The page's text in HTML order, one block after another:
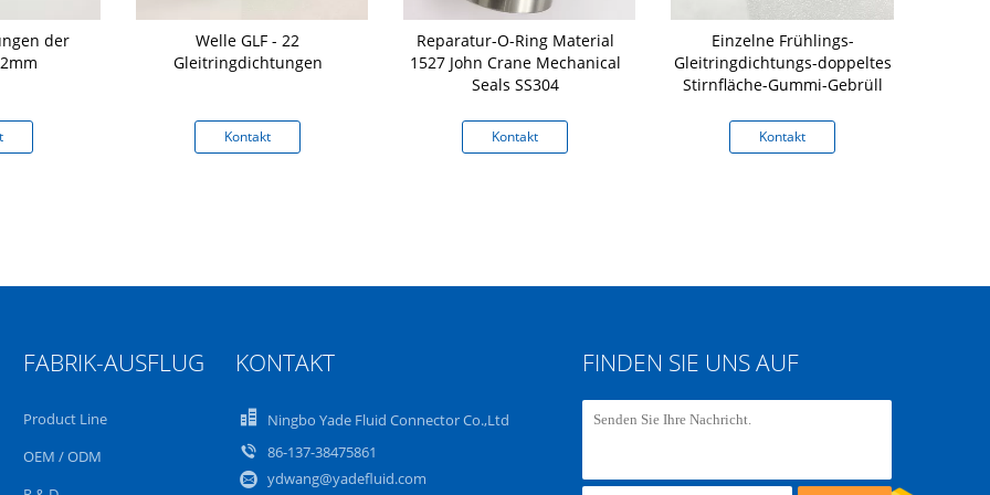
der
Welle GLF - 22
Gleitringdichtungen
Kontakt
Reparatur-O-Ring Material
1527 John Crane Mechanical
Seals SS304
Kontakt
Einzelne Frühlings-
Gleitringdichtungs-doppeltes
Stirnfläche-Gummi-Gebrüll
Kontakt
FABRIK-AUSFLUG
Product Line
OEM / ODM
KONTAKT
Ningbo Yade Fluid Connector Co.,Ltd
86-137-38475861
ydwang@yadefluid.com
FINDEN SIE UNS AUF